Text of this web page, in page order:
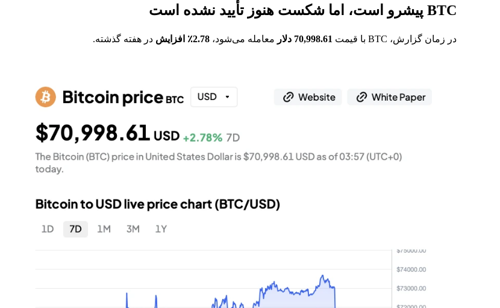
BTC پیشرو است، اما شکست هنوز تأیید نشده است
در زمان گزارش، BTC با قیمت 70,998.61 دلار معامله می‌شود، 2.78٪ افزایش در هفته گذشته.